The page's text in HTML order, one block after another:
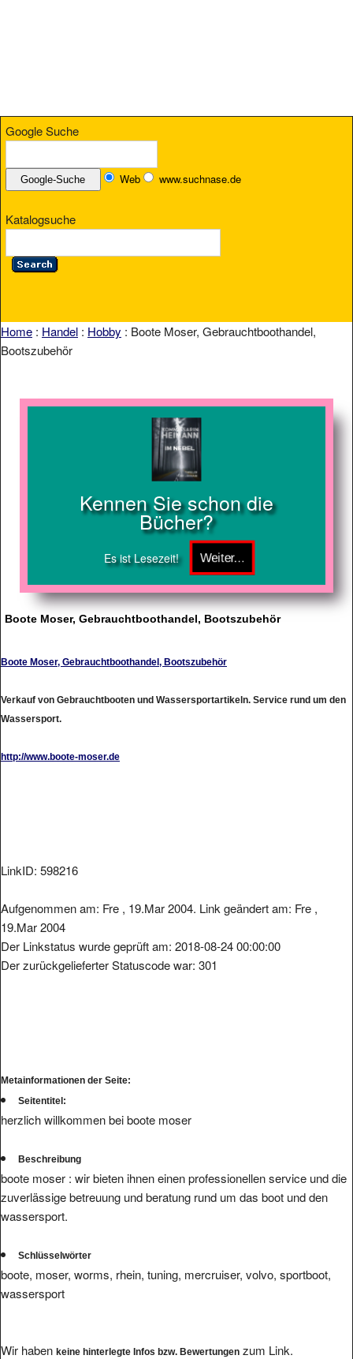
Google Suche
Web www.suchnase.de
Katalogsuche
Home : Handel : Hobby : Boote Moser, Gebrauchtboothandel,
Bootszubehör
Kennen Sie schon die
Bücher?
Es ist Lesezeit!
Boote Moser, Gebrauchtboothandel, Bootszubehör
Boote Moser, Gebrauchtboothandel, Bootszubehör
Verkauf von Gebrauchtbooten und Wassersportartikeln. Service rund um den
Wassersport.
http://www.boote-moser.de
LinkID: 598216
Aufgenommen am: Fre , 19.Mar 2004. Link geändert am: Fre ,
19.Mar 2004
Der Linkstatus wurde geprüft am: 2018-08-24 00:00:00
Der zurückgelieferter Statuscode war: 301
Metainformationen der Seite:
Seitentitel:
herzlich willkommen bei boote moser
Beschreibung
boote moser : wir bieten ihnen einen professionellen service und die
zuverlässige betreuung und beratung rund um das boot und den
wassersport.
Schlüsselwörter
boote, moser, worms, rhein, tuning, mercruiser, volvo, sportboot,
wassersport
Wir haben keine hinterlegte Infos bzw. Bewertungen zum Link.